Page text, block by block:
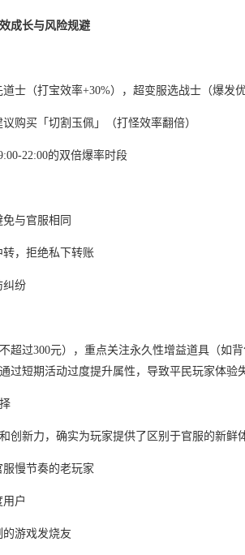
成长与风险规避
士（打宝效率+30%），超变服选战士（爆发优
购买「切割玉佩」（打怪效率翻倍）
22:00的双倍爆率时段
与官服相同
，拒绝私下转账
纠纷
超过300元），重点关注永久性增益道具（如
短期活动过度提升属性，导致平民玩家体验失
创新力，确实为玩家提供了区别于官服的新鲜
慢节奏的老玩家
户
游戏发烧友